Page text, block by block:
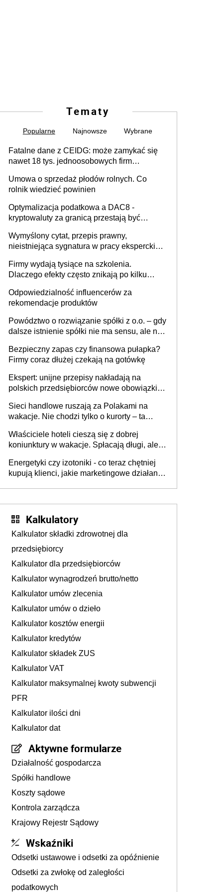
Tematy
Popularne Najnowsze Wybrane
Fatalne dane z CEIDG: może zamykać się
nawet 18 tys. jednoosobowych firm
Umowa o sprzedaż płodów rolnych. Co
rolnik wiedzieć powinien
Optymalizacja podatkowa a DAC8 -
kryptowaluty za granicą przestają być
Wymyślony cytat, przepis prawny,
nieistniejąca sygnatura w pracy eksperckiej -
firmie
Firmy wydają tysiące na szkolenia.
Dlaczego efekty często znikają po kilku
Odpowiedzialność influencerów za
rekomendacje produktów
Powództwo o rozwiązanie spółki z o.o. – gdy
dalsze istnienie spółki nie ma sensu, ale nie
Bezpieczny zapas czy finansowa pułapka?
Firmy coraz dłużej czekają na gotówkę
Ekspert: unijne przepisy nakładają na
polskich przedsiębiorców nowe obowiązki w
Sieci handlowe ruszają za Polakami na
wakacje. Nie chodzi tylko o kurorty – ta
tam, gdzie wielu spędzi urlop po cichu
Właściciele hoteli cieszą się z dobrej
koniunktury w wakacje. Spłacają długi, ale
Energetyki czy izotoniki - co teraz chętniej
kupują klienci, jakie marketingowe działania
Kalkulatory
Kalkulator składki zdrowotnej dla
przedsiębiorcy
Kalkulator dla przedsiębiorców
Kalkulator wynagrodzeń brutto/netto
Kalkulator umów zlecenia
Kalkulator umów o dzieło
Kalkulator kosztów energii
Kalkulator kredytów
Kalkulator składek ZUS
Kalkulator VAT
Kalkulator maksymalnej kwoty subwencji
PFR
Kalkulator ilości dni
Kalkulator dat
Aktywne formularze
Działalność gospodarcza
Spółki handlowe
Koszty sądowe
Kontrola zarządcza
Krajowy Rejestr Sądowy
Wskaźniki
Odsetki ustawowe i odsetki za opóźnienie
Odsetki za zwłokę od zaległości
podatkowych